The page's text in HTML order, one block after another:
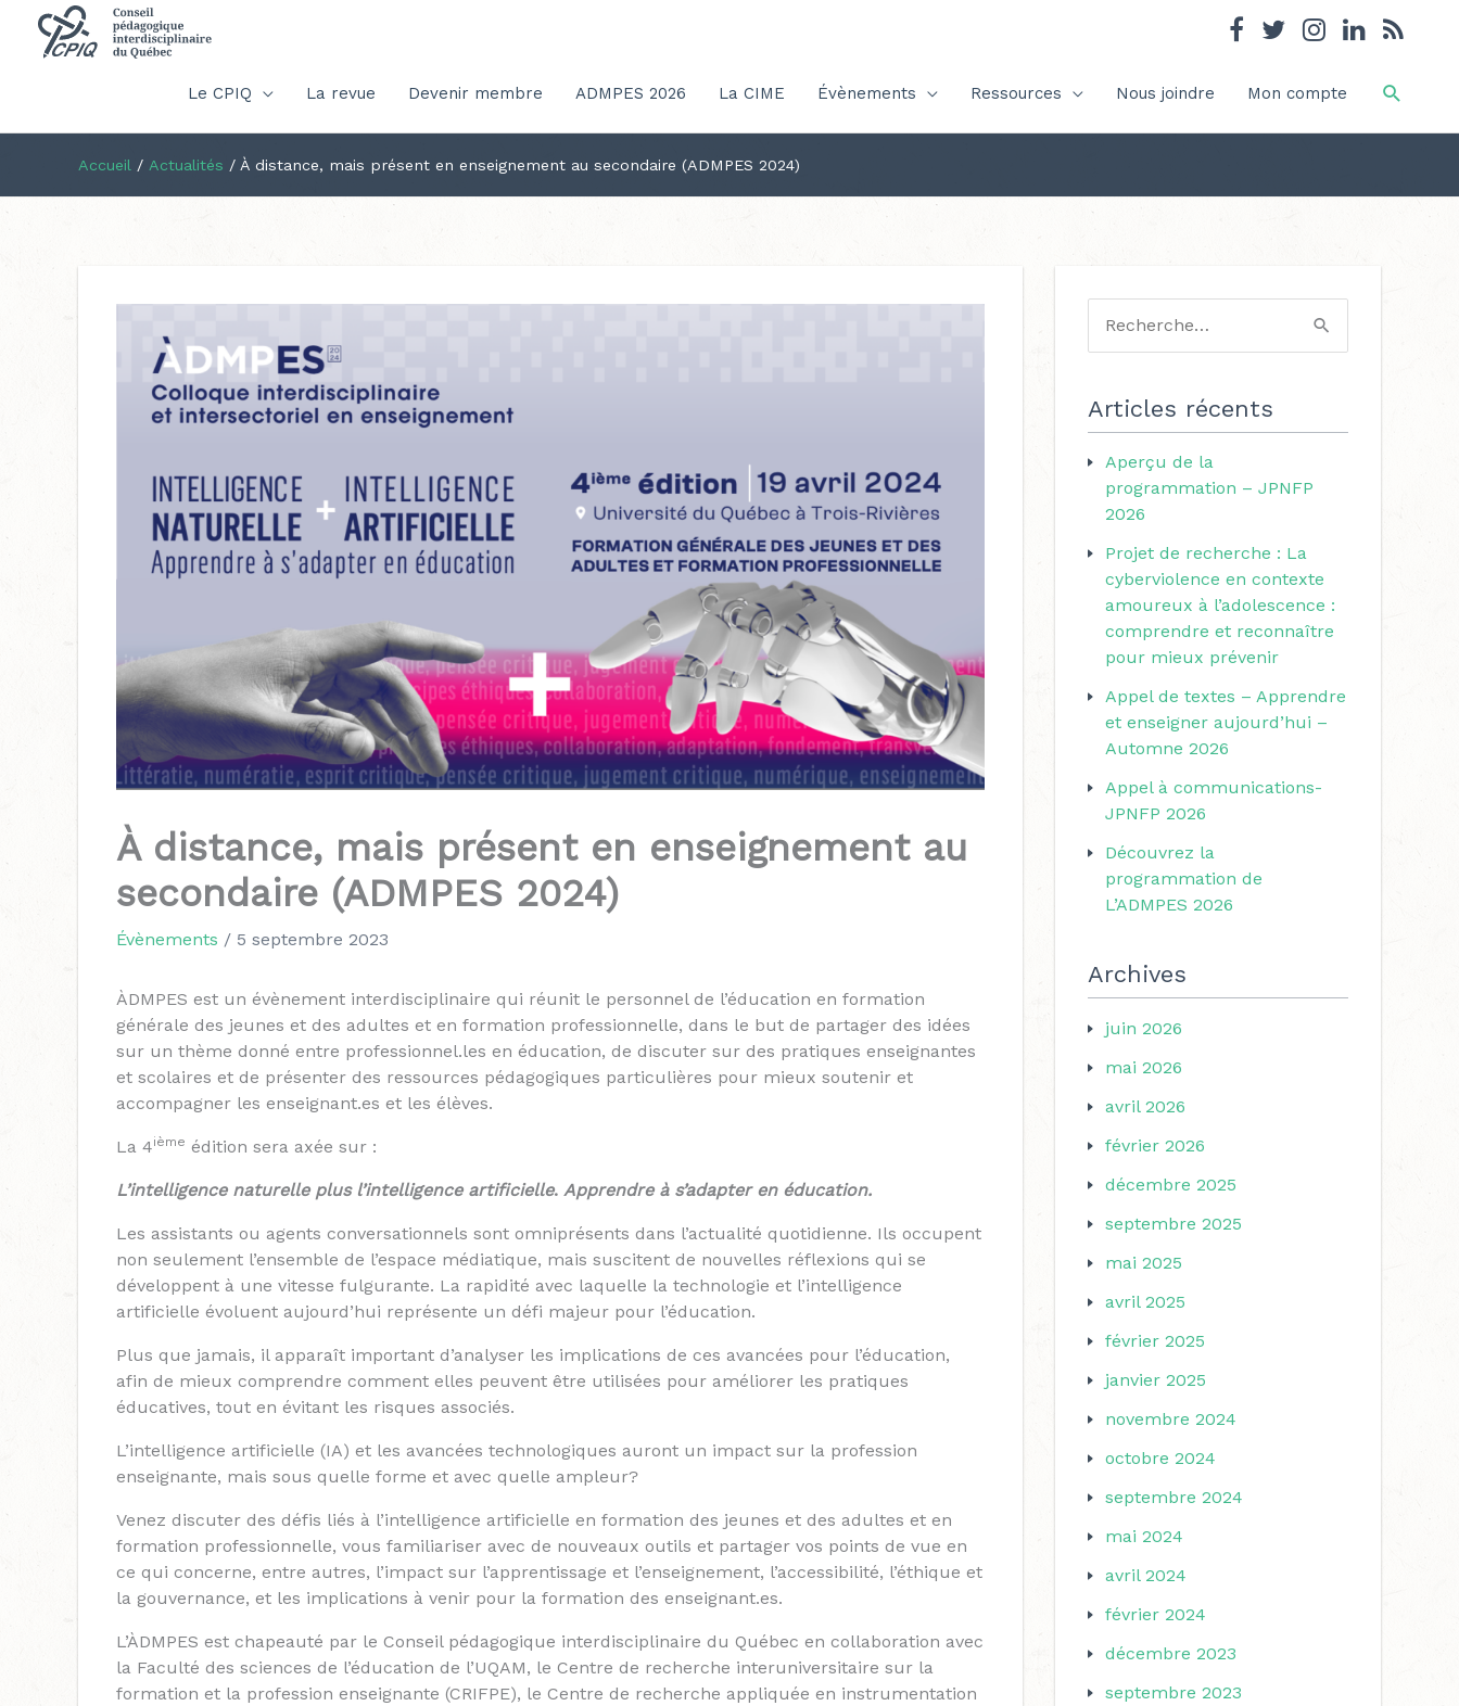
Le CPIQ La revue Devenir membre ADMPES 2026 La CIME Évènements Ressources Nous joindre Mon compte
Accueil / Actualités / À distance, mais présent en enseignement au secondaire (ADMPES 2024)
À distance, mais présent en enseignement au
secondaire (ADMPES 2024)
Évènements / 5 septembre 2023
ÀDMPES est un évènement interdisciplinaire qui réunit le personnel de l’éducation en formation
générale des jeunes et des adultes et en formation professionnelle, dans le but de partager des idées
sur un thème donné entre professionnel.les en éducation, de discuter sur des pratiques enseignantes
et scolaires et de présenter des ressources pédagogiques particulières pour mieux soutenir et
accompagner les enseignant.es et les élèves.
La 4ième édition sera axée sur :
L’intelligence naturelle plus l’intelligence artificielle. Apprendre à s’adapter en éducation.
Les assistants ou agents conversationnels sont omniprésents dans l’actualité quotidienne. Ils occupent
non seulement l’ensemble de l’espace médiatique, mais suscitent de nouvelles réflexions qui se
développent à une vitesse fulgurante. La rapidité avec laquelle la technologie et l’intelligence
artificielle évoluent aujourd’hui représente un défi majeur pour l’éducation.
Plus que jamais, il apparaît important d’analyser les implications de ces avancées pour l’éducation,
afin de mieux comprendre comment elles peuvent être utilisées pour améliorer les pratiques
éducatives, tout en évitant les risques associés.
L’intelligence artificielle (IA) et les avancées technologiques auront un impact sur la profession
enseignante, mais sous quelle forme et avec quelle ampleur?
Venez discuter des défis liés à l’intelligence artificielle en formation des jeunes et des adultes et en
formation professionnelle, vous familiariser avec de nouveaux outils et partager vos points de vue en
ce qui concerne, entre autres, l’impact sur l’apprentissage et l’enseignement, l’accessibilité, l’éthique et
la gouvernance, et les implications à venir pour la formation des enseignant.es.
L’ÀDMPES est chapeauté par le Conseil pédagogique interdisciplinaire du Québec en collaboration avec
la Faculté des sciences de l’éducation de l’UQAM, le Centre de recherche interuniversitaire sur la
formation et la profession enseignante (CRIFPE), le Centre de recherche appliquée en instrumentation
c
h
e
Articles récents
Aperçu de la
programmation – JPNFP
2026
Projet de recherche : La
cyberviolence en contexte
amoureux à l’adolescence :
comprendre et reconnaître
pour mieux prévenir
Appel de textes – Apprendre
et enseigner aujourd’hui –
Automne 2026
Appel à communications-
JPNFP 2026
Découvrez la
programmation de
L’ADMPES 2026
Archives
juin 2026
mai 2026
avril 2026
février 2026
décembre 2025
septembre 2025
mai 2025
avril 2025
février 2025
janvier 2025
novembre 2024
octobre 2024
septembre 2024
mai 2024
avril 2024
février 2024
décembre 2023
septembre 2023
t
g
o
e